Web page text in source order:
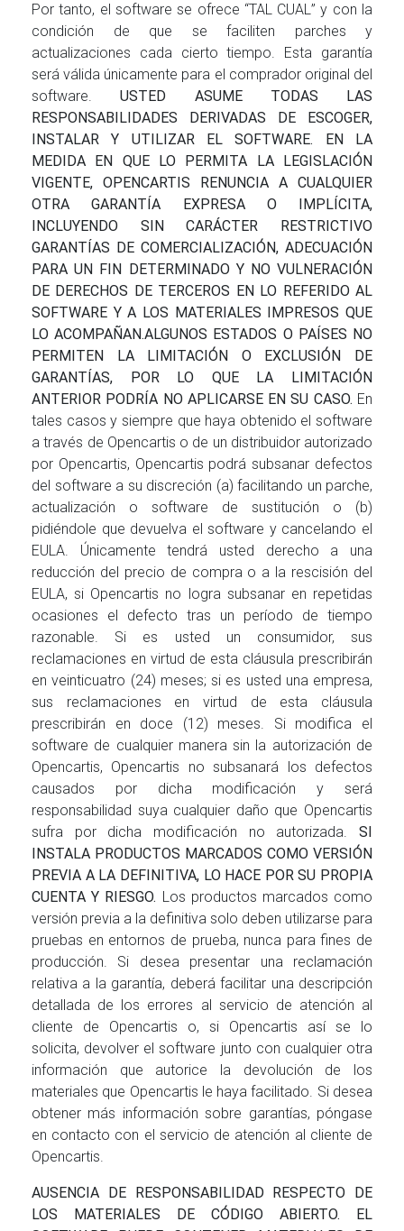
Por tanto, el software se ofrece “ TAL CUAL” y con la
condición de que se faciliten parches y
actualizaciones cada cierto tiempo. Esta garantía
será válida únicamente para el comprador original del
software.USTED ASUME TODAS LAS
RESPONSABILIDADES DERIVADAS DE ESCOGER,
INSTALAR Y UTILIZAR EL SOFTWARE. EN LA
MEDIDA EN QUE LO PERMITA LA LEGISLACIÓN
VIGENTE, OPENCARTIS RENUNCIA A CUALQUIER
OTRA GARANTÍA EXPRESA O IMPLÍCITA,
INCLUYENDO SIN CARÁCTER RESTRICTIVO
GARANTÍAS DE COMERCIALIZACIÓN, ADECUACIÓN
PARA UN FIN DETERMINADO Y NO VULNERACIÓN
DE DERECHOS DE TERCEROS EN LO REFERIDO AL
SOFTWARE Y A LOS MATERIALES IMPRESOS QUE
LO ACOMPAÑAN.ALGUNOS ESTADOS O PAÍSES NO
PERMITEN LA LIMITACIÓN O EXCLUSIÓN DE
GARANTÍAS, POR LO QUE LA LIMITACIÓN
ANTERIOR PODRÍA NO APLICARSE EN SU CASO. En
tales casos y siempre que haya obtenido el software
a través de Opencartis o de un distribuidor autorizado
por Opencartis, Opencartis podrá subsanar defectos
del software a su discreción (a) facilitando un parche,
actualización o software de sustitución o (b)
pidiéndole que devuelva el software y cancelando el
EULA. Únicamente tendrá usted derecho a una
reducción del precio de compra o a la rescisión del
EULA, si Opencartis no logra subsanar en repetidas
ocasiones el defecto tras un período de tiempo
razonable. Si es usted un consumidor, sus
reclamaciones en virtud de esta cláusula prescribirán
en veinticuatro (24) meses; si es usted una empresa,
sus reclamaciones en virtud de esta cláusula
prescribirán en doce (12) meses. Si modifica el
software de cualquier manera sin la autorización de
Opencartis, Opencartis no subsanará los defectos
causados por dicha modificación y será
responsabilidad suya cualquier daño que Opencartis
sufra por dicha modificación no autorizada. SI
INSTALA PRODUCTOS MARCADOS COMO VERSIÓN
PREVIA A LA DEFINITIVA, LO HACE POR SU PROPIA
CUENTA Y RIESGO. Los productos marcados como
versión previa a la definitiva solo deben utilizarse para
pruebas en entornos de prueba, nunca para fines de
producción. Si desea presentar una reclamación
relativa a la garantía, deberá facilitar una descripción
detallada de los errores al servicio de atención al
cliente de Opencartis o, si Opencartis así se lo
solicita, devolver el software junto con cualquier otra
información que autorice la devolución de los
materiales que Opencartis le haya facilitado. Si desea
obtener más información sobre garantías, póngase
en contacto con el servicio de atención al cliente de
Opencartis.
AUSENCIA DE RESPONSABILIDAD RESPECTO DE
LOS MATERIALES DE CÓDIGO ABIERTO. EL